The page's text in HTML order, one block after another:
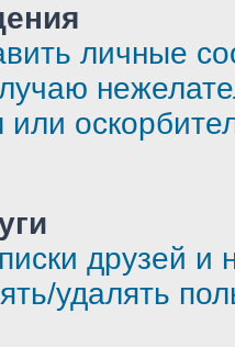
личные
друзей и
удалять